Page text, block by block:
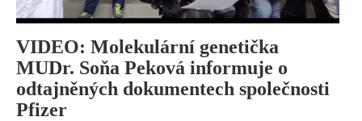
VIDEO: Molekulární genetička
MUDr. Soňa Peková informuje o
odtajněných dokumentech společnosti
Pfizer